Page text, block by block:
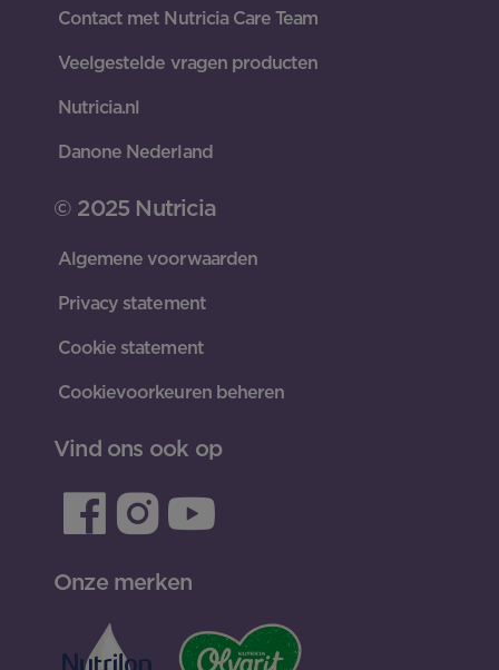
Contact met Nutricia Care Team
Veelgestelde vragen producten
Nutricia.nl
Danone Nederland
© 2025 Nutricia
Algemene voorwaarden
Privacy statement
Cookie statement
Cookievoorkeuren beheren
Vind ons ook op
Onze merken